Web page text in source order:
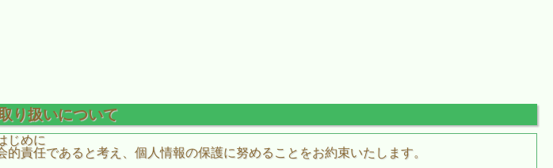
り扱いについて
じめに
責任であると考え、個人情報の保護に努めることをお約束いたします。